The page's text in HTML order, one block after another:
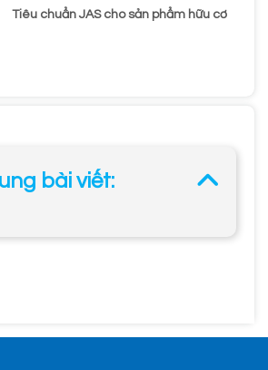
bài viết:
Tiêu chuẩn JAS cho sản phẩm hữu cơ